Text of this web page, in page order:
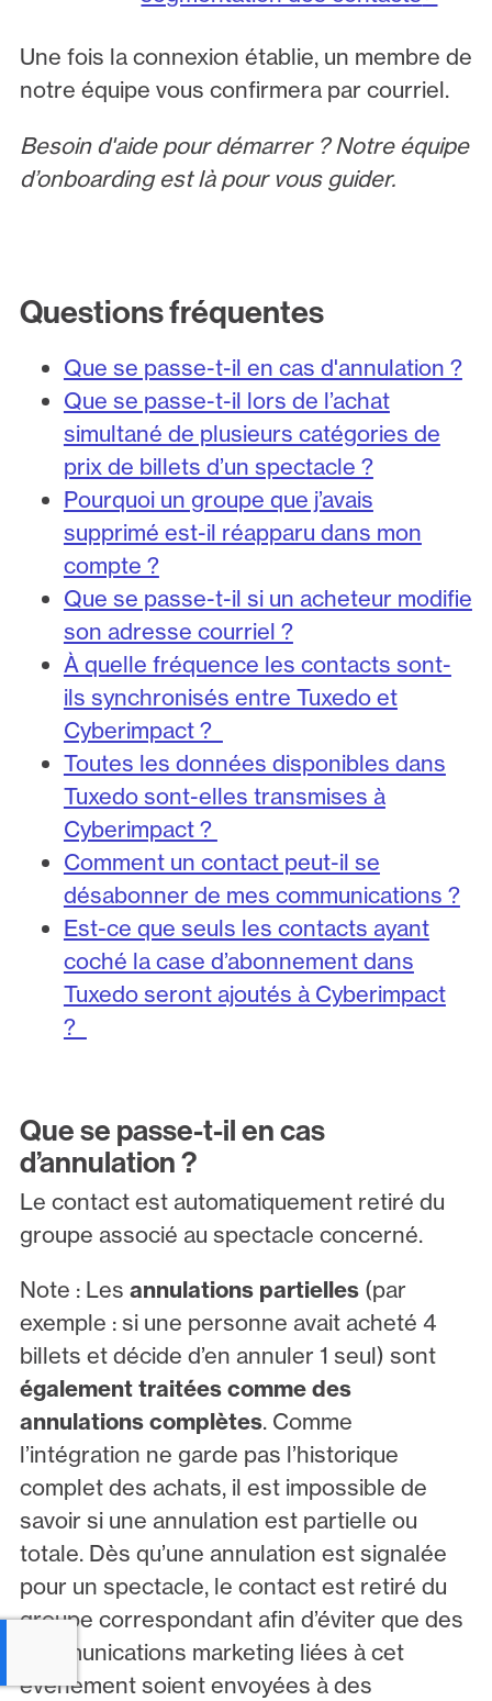
Une fois la connexion établie, un membre de
notre équipe vous confirmera par courriel.
Besoin d'aide pour démarrer ? Notre équipe
d’onboarding est là pour vous guider.
Questions fréquentes
Que se passe-t-il en cas d'annulation ?
Que se passe-t-il lors de l’achat
simultané de plusieurs catégories de
prix de billets d’un spectacle ?
Pourquoi un groupe que j’avais
supprimé est-il réapparu dans mon
compte ?
Que se passe-t-il si un acheteur modifie
son adresse courriel ?
À quelle fréquence les contacts sont-
ils synchronisés entre Tuxedo et
Cyberimpact ?
Toutes les données disponibles dans
Tuxedo sont-elles transmises à
Cyberimpact ?
Comment un contact peut-il se
désabonner de mes communications ?
Est-ce que seuls les contacts ayant
coché la case d’abonnement dans
Tuxedo seront ajoutés à Cyberimpact
?
Que se passe-t-il en cas
d’annulation ?
Le contact est automatiquement retiré du
groupe associé au spectacle concerné.
Note : Les annulations partielles(par
exemple : si une personne avait acheté 4
billets et décide d’en annuler 1 seul) sont
également traitées comme des
annulations complètes. Comme
l’intégration ne garde pas l’historique
complet des achats, il est impossible de
savoir si une annulation est partielle ou
totale. Dès qu’une annulation est signalée
pour un spectacle, le contact est retiré du
groupe correspondant afin d’éviter que des
communications marketing liées à cet
événement soient envoyées à des